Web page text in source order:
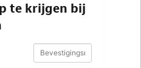
te krijgen bij
Bevestigingsnummer
Bevestigingsnummer